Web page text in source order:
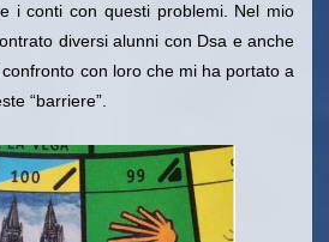
i conti con questi problemi. Nel mio
diversi alunni con Dsa e anche
con loro che mi ha portato a
“barriere”.